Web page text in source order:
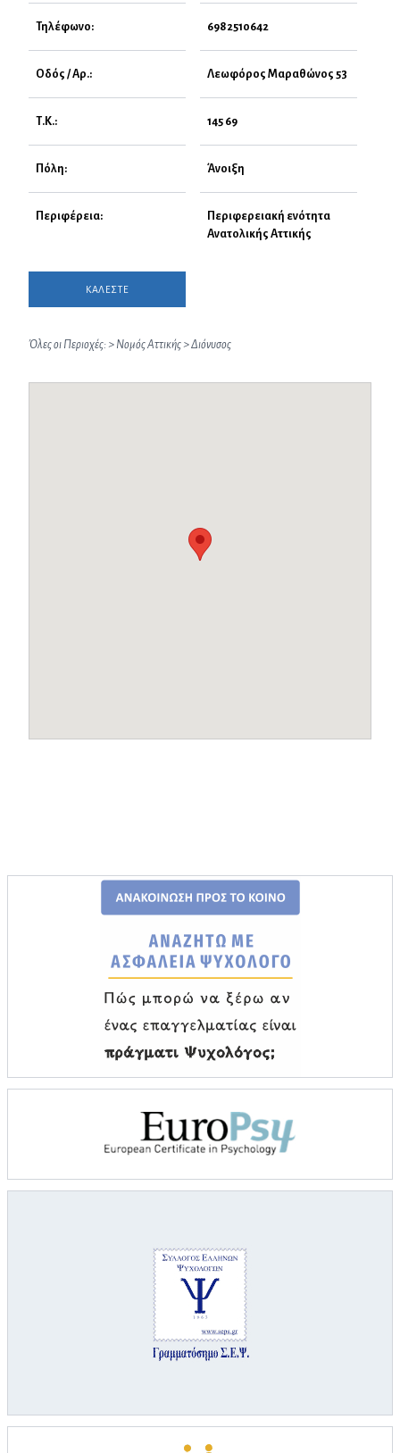
Τηλέφωνο: 6982510642
Οδός / Αρ.: Λεωφόρος Μαραθώνος 53
Τ.Κ.: 145 69
Πόλη: Άνοιξη
Περιφέρεια:
Περιφερειακή ενότητα
Ανατολικής Αττικής
ΚΑΛΕΣΤΕ
Όλες οι Περιοχές:> Νομός Αττικής>Διόνυσος